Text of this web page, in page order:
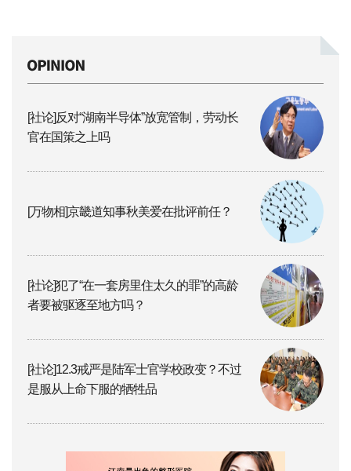
[社论]反对“湖南半导体”放宽管制，劳动长
官在国策之上吗
[万物相]京畿道知事秋美爱在批评前任？
[社论]犯了“在一套房里住太久的罪”的高龄
者要被驱逐至地方吗？
[社论]12.3戒严是陆军士官学校政变？不过
是服从上命下服的牺牲品